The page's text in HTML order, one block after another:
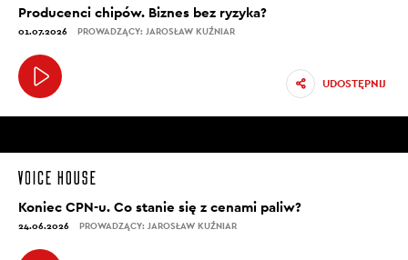
Producenci chipów. Biznes bez ryzyka?
01.07.2026 PROWADZĄCY: JAROSŁAW KUŹNIAR
UDOSTĘPNIJ
Koniec CPN-u. Co stanie się z cenami paliw?
24.06.2026 PROWADZĄCY: JAROSŁAW KUŹNIAR